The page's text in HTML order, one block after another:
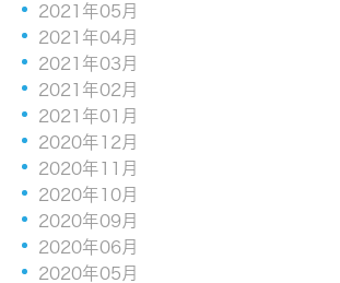
2021年05月
2021年04月
2021年03月
2021年02月
2021年01月
2020年12月
2020年11月
2020年10月
2020年09月
2020年06月
2020年05月